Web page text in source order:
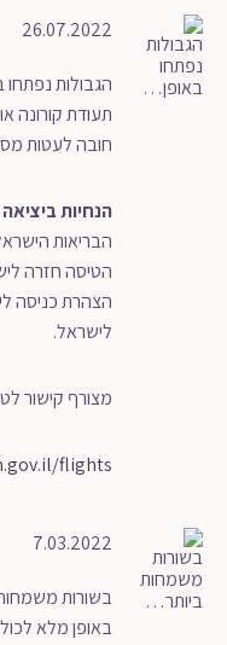
26.07.2022
הגבולות
תעודת קורונה
חובה לעטות
הנחיות
הבריאות
הטיסה חזרה
לישראל.
מצורף קישור
flights/
7.03.2022
בשורות
באופן מלא